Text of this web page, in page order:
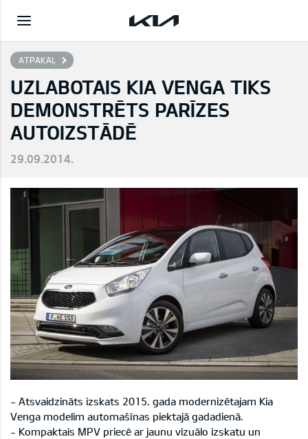
ATPAKAĻ
UZLABOTAIS KIA VENGA TIKS
DEMONSTRĒTS PARĪZES
AUTOIZSTĀDĒ
29.09.2014.
- Atsvaidzināts izskats 2015. gada modernizētajam Kia
Venga modelim automašīnas piektajā gadadienā.
- Kompaktais MPV priecē ar jaunu vizuālo izskatu un